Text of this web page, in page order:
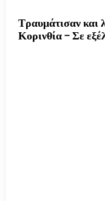
Τραυμάτισαν και
Κορινθία – Σε